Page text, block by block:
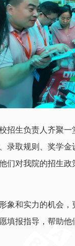
招生负责人齐聚
录取规则、奖学
们对我院的招生
象和实力的机会
填报指导，帮助